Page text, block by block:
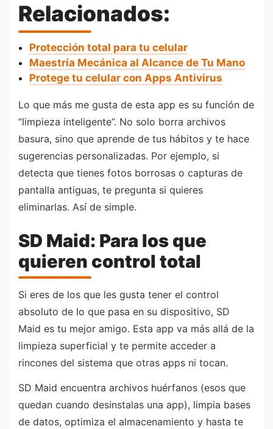
Relacionados:
Protección total para tu celular
Maestría Mecánica al Alcance de Tu Mano
Protege tu celular con Apps Antivirus
Lo que más me gusta de esta app es su función de
“limpieza inteligente”. No solo borra archivos
basura, sino que aprende de tus hábitos y te hace
sugerencias personalizadas. Por ejemplo, si
detecta que tienes fotos borrosas o capturas de
pantalla antiguas, te pregunta si quieres
eliminarlas. Así de simple.
SD Maid: Para los que
quieren control total
Si eres de los que les gusta tener el control
absoluto de lo que pasa en su dispositivo, SD
Maid es tu mejor amigo. Esta app va más allá de la
limpieza superficial y te permite acceder a
rincones del sistema que otras apps ni tocan.
SD Maid encuentra archivos huérfanos (esos que
quedan cuando desinstalas una app), limpia bases
de datos, optimiza el almacenamiento y hasta te